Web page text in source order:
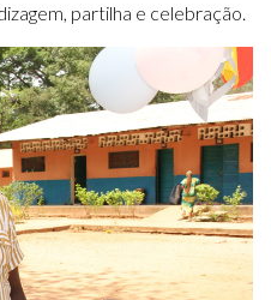
partilha e celebração.